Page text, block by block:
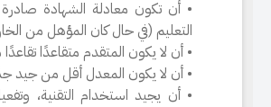
• أن تكون معادلة الشهادة
التعليم (في حال كان المؤهل من
• أن لا يكون المتقدم متقاعدًا تقاعدًا
• أن لا يكون المعدل أقل من جيد
• أن يجيد استخدام التقنية،